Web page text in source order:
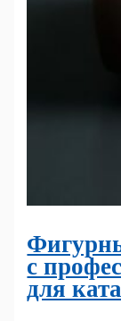
с
для